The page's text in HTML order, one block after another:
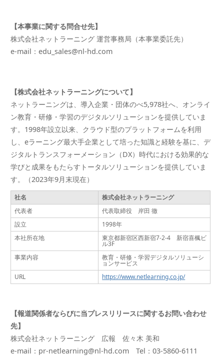
【本事業に関する問合せ先】
株式会社ネットラーニング 運営事務局（本事業委託先）
e-mail：edu_sales@nl-hd.com
【株式会社ネットラーニングについて】
ネットラーニングは、導入企業・団体のべ5,978社へ、オンライ
ン教育・研修・学習のデジタルソリューションを提供していま
す。1998年設立以来、クラウド型のプラットフォームを利用
し、eラーニング最大手企業として培った知識と経験を基に、デ
ジタルトランスフォーメーション（DX）時代における効果的な
学びと成果をもたらすトータルソリューションを提供していま
す。（2023年9月末現在）
社名
株式会社ネットラーニング
代表者
代表取締役 岸田 徹
設立
1998年
本社所在地
東京都新宿区西新宿7-2-4 新宿喜楓ビ
ル3F
事業内容
教育・研修・学習デジタルソリューシ
ョンサービス
URL
https://www.netlearning.co.jp/
【報道関係者ならびに当プレスリリースに関するお問い合わせ
先】
株式会社ネットラーニング 広報 佐々木 美和
e-mail：pr-netlearning@nl-hd.com Tel：03-5860-6111